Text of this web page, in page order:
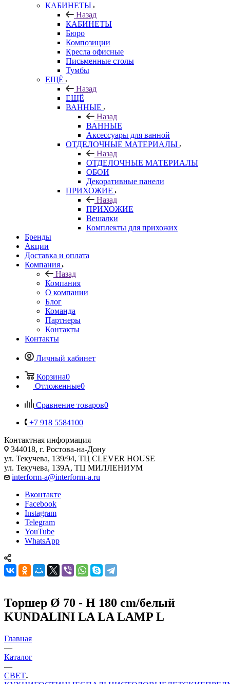
КАБИНЕТЫ
Назад
КАБИНЕТЫ
Бюро
Композиции
Кресла офисные
Письменные столы
Тумбы
ЕЩЁ
Назад
ЕЩЁ
ВАННЫЕ
Назад
ВАННЫЕ
Аксессуары для ванной
ОТДЕЛОЧНЫЕ МАТЕРИАЛЫ
Назад
ОТДЕЛОЧНЫЕ МАТЕРИАЛЫ
ОБОИ
Декоративные панели
ПРИХОЖИЕ
Назад
ПРИХОЖИЕ
Вешалки
Комплекты для прихожих
Бренды
Акции
Доставка и оплата
Компания
Назад
Компания
О компании
Блог
Команда
Партнеры
Контакты
Контакты
Личный кабинет
Корзина0
Отложенные0
Сравнение товаров0
+7 918 5584100
Контактная информация
344018, г. Ростова-на-Дону
ул. Текучева, 139/94, ТЦ CLEVER HOUSE
ул. Текучева, 139А, ТЦ МИЛЛЕНИУМ
interform-a@interform-a.ru
Вконтакте
Facebook
Instagram
Telegram
YouTube
WhatsApp
Торшер Ø 70 - H 180 cm/белый
KUNDALINI LA LA LAMP L
Главная
—
Каталог
—
СВЕТ